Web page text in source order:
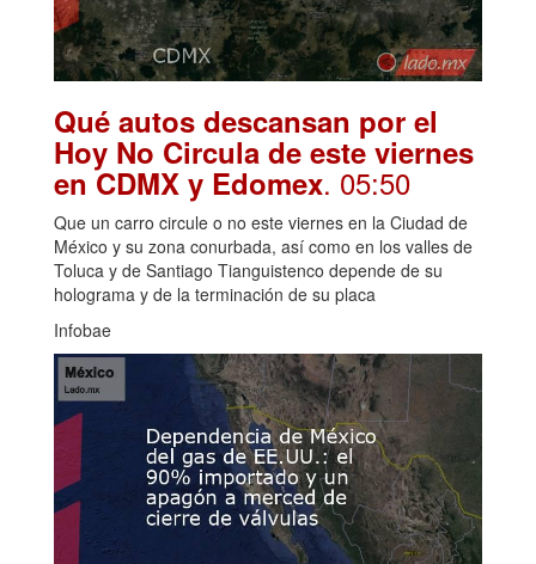
Qué autos descansan por el
Hoy No Circula de este viernes
en CDMX y Edomex. 05:50
Que un carro circule o no este viernes en la Ciudad de
México y su zona conurbada, así como en los valles de
Toluca y de Santiago Tianguistenco depende de su
holograma y de la terminación de su placa
Infobae